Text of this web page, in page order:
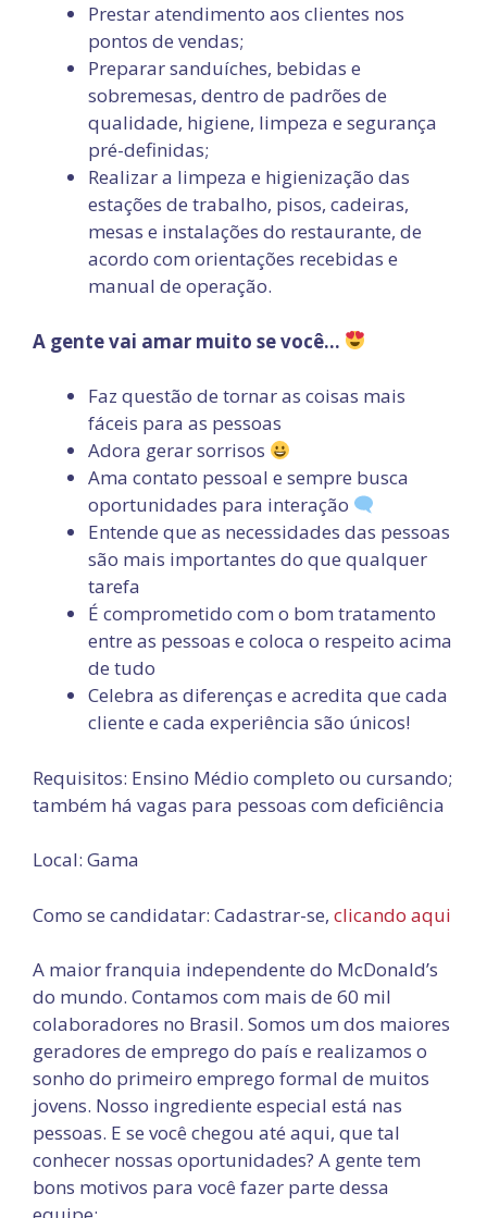
Prestar atendimento aos clientes nos
pontos de vendas;
Preparar sanduíches, bebidas e
sobremesas, dentro de padrões de
qualidade, higiene, limpeza e segurança
pré-definidas;
Realizar a limpeza e higienização das
estações de trabalho, pisos, cadeiras,
mesas e instalações do restaurante, de
acordo com orientações recebidas e
manual de operação.
A gente vai amar muito se você…
Faz questão de tornar as coisas mais
fáceis para as pessoas
Adora gerar sorrisos
Ama contato pessoal e sempre busca
oportunidades para interação
Entende que as necessidades das pessoas
são mais importantes do que qualquer
tarefa
É comprometido com o bom tratamento
entre as pessoas e coloca o respeito acima
de tudo
Celebra as diferenças e acredita que cada
cliente e cada experiência são únicos!
Requisitos: Ensino Médio completo ou cursando;
também há vagas para pessoas com deficiência
Local: Gama
Como se candidatar: Cadastrar-se, clicando aqui
A maior franquia independente do McDonald’s
do mundo. Contamos com mais de 60 mil
colaboradores no Brasil. Somos um dos maiores
geradores de emprego do país e realizamos o
sonho do primeiro emprego formal de muitos
jovens. Nosso ingrediente especial está nas
pessoas. E se você chegou até aqui, que tal
conhecer nossas oportunidades? A gente tem
bons motivos para você fazer parte dessa